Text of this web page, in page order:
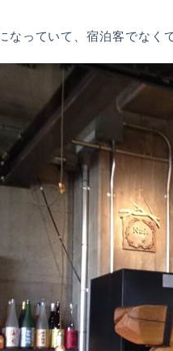
なっていて、宿泊客でなく